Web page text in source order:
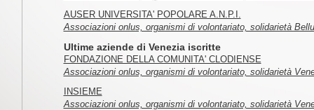
AUSER UNIVERSITA' POPOLARE A.N.P.I.
Associazioni onlus, organismi di volontariato, solidarietà
Ultime aziende di Venezia iscritte
FONDAZIONE DELLA COMUNITA' CLODIENSE
Associazioni onlus, organismi di volontariato, solidarietà
INSIEME
Associazioni onlus, organismi di volontariato, solidarietà